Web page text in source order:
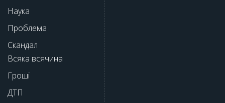
Наука
Проблема
Скандал
Всяка всячина
Гроші
ДТП